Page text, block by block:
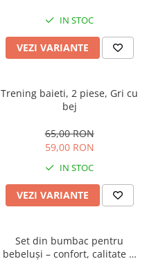
IN STOC
VEZI VARIANTE
Trening baieti, 2 piese, Gri cu
bej
65,00 RON
59,00 RON
IN STOC
VEZI VARIANTE
Set din bumbac pentru
bebeluși – confort, calitate și